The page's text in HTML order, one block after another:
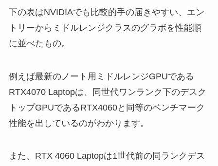
下の表はNVIDIAでも比較的手の届きやすい、エン
トリーからミドルレンジクラスのグラボを性能順
に並べたもの。
例えば最新のノート用ミドルレンジGPUである
RTX4070 Laptopは、同世代ワンランク下のデスク
トップGPUであるRTX4060と同等のベンチマーク
性能を出しているのがわかります。
また、RTX 4060 Laptopは1世代前の同ランクデス